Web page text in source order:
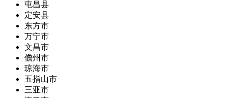
屯昌县
定安县
东方市
万宁市
文昌市
儋州市
琼海市
五指山市
三亚市